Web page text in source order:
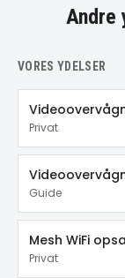
Andre
VORES YDELSER
Privat
Guide
Mesh WiFi
Privat